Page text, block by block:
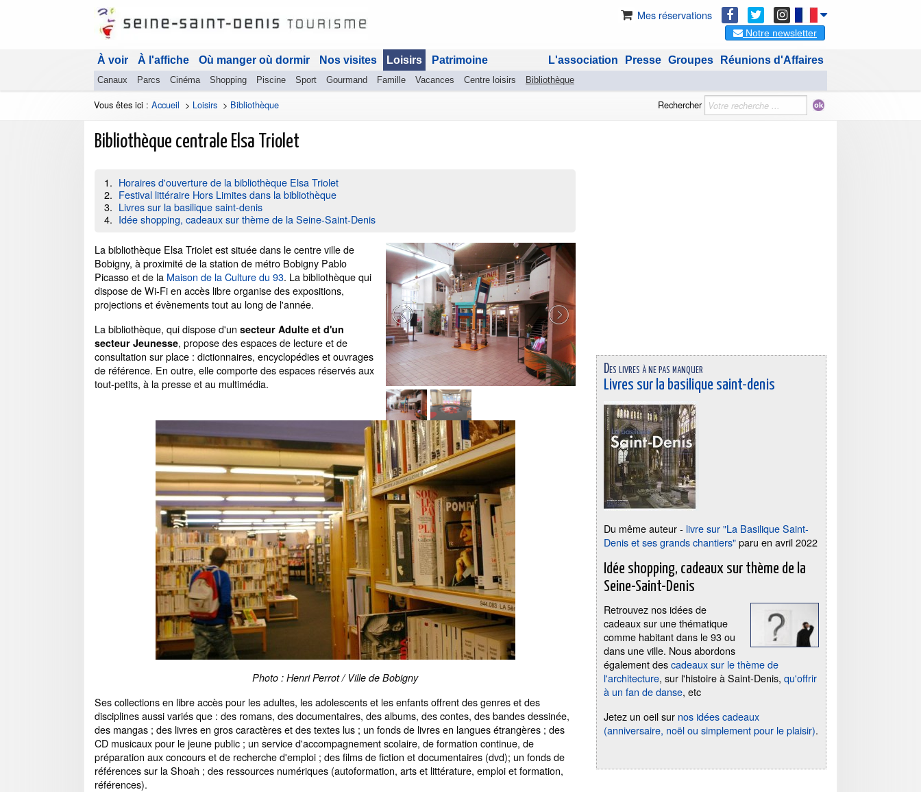
Mes réservations
Notre newsletter
À voir À l'affiche Où manger où dormir Nos visites Loisirs
Canaux Parcs Cinéma Shopping Piscine Sport Gourmand Famille Vacances Centre loisirs Bibliothèque
Patrimoine Réunions d'Affaires
Groupes
Presse
L'association
Vous êtes ici : Accueil > Loisirs > Bibliothèque Rechercher
Bibliothèque centrale Elsa Triolet
Horaires d'ouverture de la bibliothèque Elsa Triolet
Festival littéraire Hors Limites dans la bibliothèque
Livres sur la basilique saint-denis
Idée shopping, cadeaux sur thème de la Seine-Saint-Denis
La bibliothèque Elsa Triolet est située dans le centre ville de
Bobigny, à proximité de la station de métro Bobigny Pablo
Picasso et de la Maison de la Culture du 93. La bibliothèque qui
dispose de Wi-Fi en accès libre organise des expositions,
projections et évènements tout au long de l'année.
La bibliothèque, qui dispose d'un secteur Adulte et d'un
secteur Jeunesse, propose des espaces de lecture et de
consultation sur place : dictionnaires, encyclopédies et ouvrages
de référence. En outre, elle comporte des espaces réservés aux
tout-petits, à la presse et au multimédia.
Photo : Henri Perrot / Ville de Bobigny
Ses collections en libre accès pour les adultes, les adolescents et les enfants offrent des genres et des
disciplines aussi variés que : des romans, des documentaires, des albums, des contes, des bandes dessinée,
des mangas ; des livres en gros caractères et des textes lus ; un fonds de livres en langues étrangères ; des
CD musicaux pour le jeune public ; un service d'accompagnement scolaire, de formation continue, de
préparation aux concours et de recherche d'emploi ; des films de fiction et documentaires (dvd); un fonds de
références sur la Shoah ; des ressources numériques (autoformation, arts et littérature, emploi et formation,
références).
Des livres à ne pas manquer
Livres sur la basilique saint-denis
Du même auteur - livre sur "La Basilique Saint-
Denis et ses grands chantiers"paru en avril 2022
Idée shopping, cadeaux sur thème de la
Seine-Saint-Denis
Retrouvez nos idées de
cadeaux sur une thématique
comme habitant dans le 93 ou
dans une ville. Nous abordons
également descadeaux sur le thème de
l'architecture, sur l'histoire à Saint-Denis,qu'offrir
à un fan de danse, etc
Jetez un oeil sur nos idées cadeaux
(anniversaire, noël ou simplement pour le plaisir).